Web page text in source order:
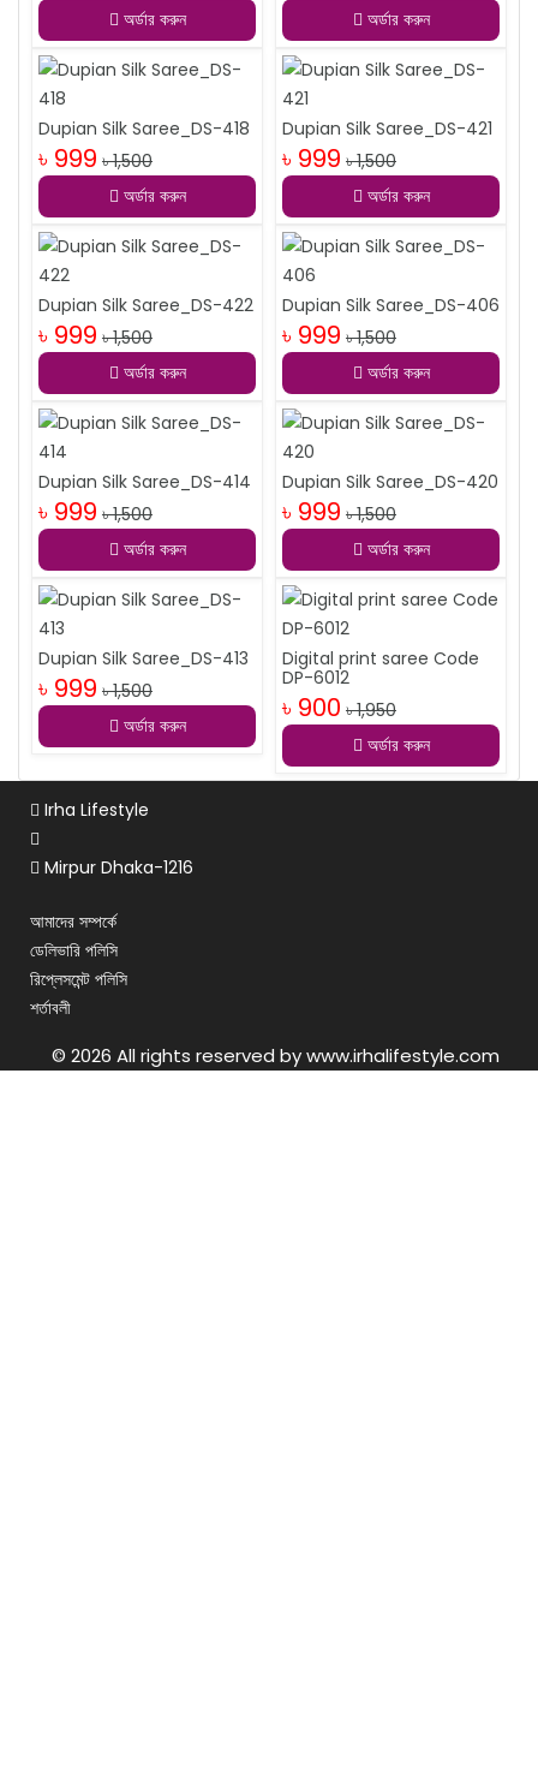
অর্ডার করুন
অর্ডার করুন
Dupian Silk Saree_DS-418
৳ 999 ৳ 1,500
অর্ডার করুন
Dupian Silk Saree_DS-421
৳ 999 ৳ 1,500
অর্ডার করুন
Dupian Silk Saree_DS-422
৳ 999 ৳ 1,500
অর্ডার করুন
Dupian Silk Saree_DS-406
৳ 999 ৳ 1,500
অর্ডার করুন
Dupian Silk Saree_DS-414
৳ 999 ৳ 1,500
অর্ডার করুন
Dupian Silk Saree_DS-420
৳ 999 ৳ 1,500
অর্ডার করুন
Dupian Silk Saree_DS-413
৳ 999 ৳ 1,500
অর্ডার করুন
Digital print saree Code
DP-6012
৳ 900 ৳ 1,950
অর্ডার করুন
Irha Lifestyle
Mirpur Dhaka-1216
আমাদের সম্পর্কে
ডেলিভারি পলিসি
রিপ্লেসমেন্ট পলিসি
শর্তাবলী
© 2026 All rights reserved by www.irhalifestyle.com